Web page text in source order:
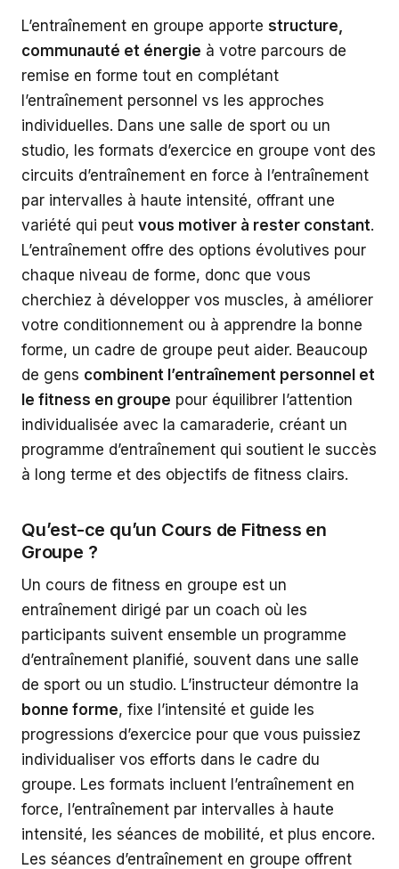
L’entraînement en groupe apporte structure,
communauté et énergie à votre parcours de
remise en forme tout en complétant
l’entraînement personnel vs les approches
individuelles. Dans une salle de sport ou un
studio, les formats d’exercice en groupe vont des
circuits d’entraînement en force à l’entraînement
par intervalles à haute intensité, offrant une
variété qui peut vous motiver à rester constant.
L’entraînement offre des options évolutives pour
chaque niveau de forme, donc que vous
cherchiez à développer vos muscles, à améliorer
votre conditionnement ou à apprendre la bonne
forme, un cadre de groupe peut aider. Beaucoup
de gens combinent l’entraînement personnel et
le fitness en groupe pour équilibrer l’attention
individualisée avec la camaraderie, créant un
programme d’entraînement qui soutient le succès
à long terme et des objectifs de fitness clairs.
Qu’est-ce qu’un Cours de Fitness en
Groupe ?
Un cours de fitness en groupe est un
entraînement dirigé par un coach où les
participants suivent ensemble un programme
d’entraînement planifié, souvent dans une salle
de sport ou un studio. L’instructeur démontre la
bonne forme, fixe l’intensité et guide les
progressions d’exercice pour que vous puissiez
individualiser vos efforts dans le cadre du
groupe. Les formats incluent l’entraînement en
force, l’entraînement par intervalles à haute
intensité, les séances de mobilité, et plus encore.
Les séances d’entraînement en groupe offrent